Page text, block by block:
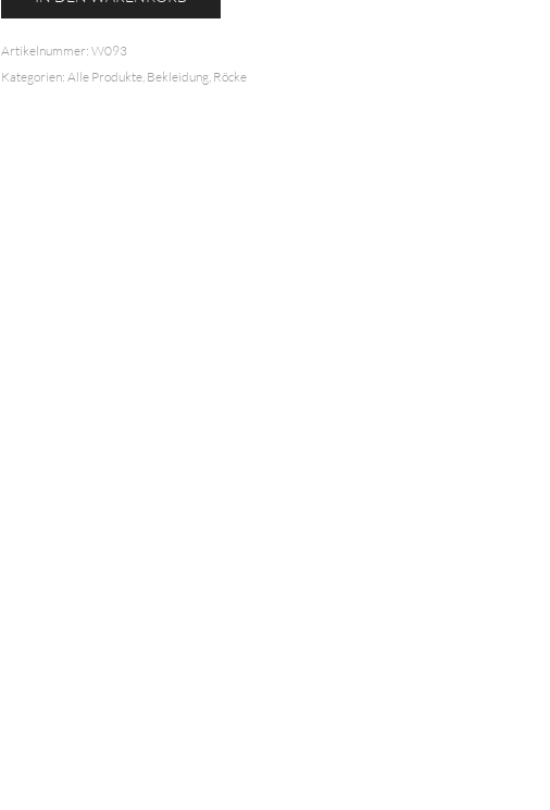
Artikelnummer:W093
Kategorien:Alle Produkte, Bekleidung, Röcke